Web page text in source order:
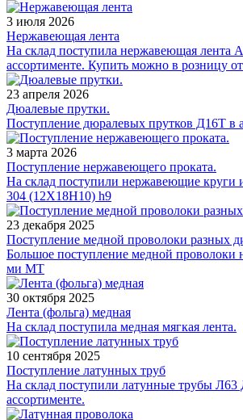
3 июля 2026
Нержавеющая лента
На склад поступила нержавеющая лента
ассортименте. Купить можно в розницу
23 апреля 2026
Дюалевые прутки.
Поступление дюралевых прутков Д16Т в
3 марта 2026
Поступление нержавеющего проката.
На склад поступили нержавеющие круги
304 (12Х18Н10) h9
23 декабря 2025
Поступление медной проволоки разных
Большое поступление медной
ми МТ
30 октября 2025
Лента (фольга) медная
На склад поступила медная мягкая лента.
10 сентября 2025
Поступление латунных труб
На склад поступили латунные трубы
ассортименте.